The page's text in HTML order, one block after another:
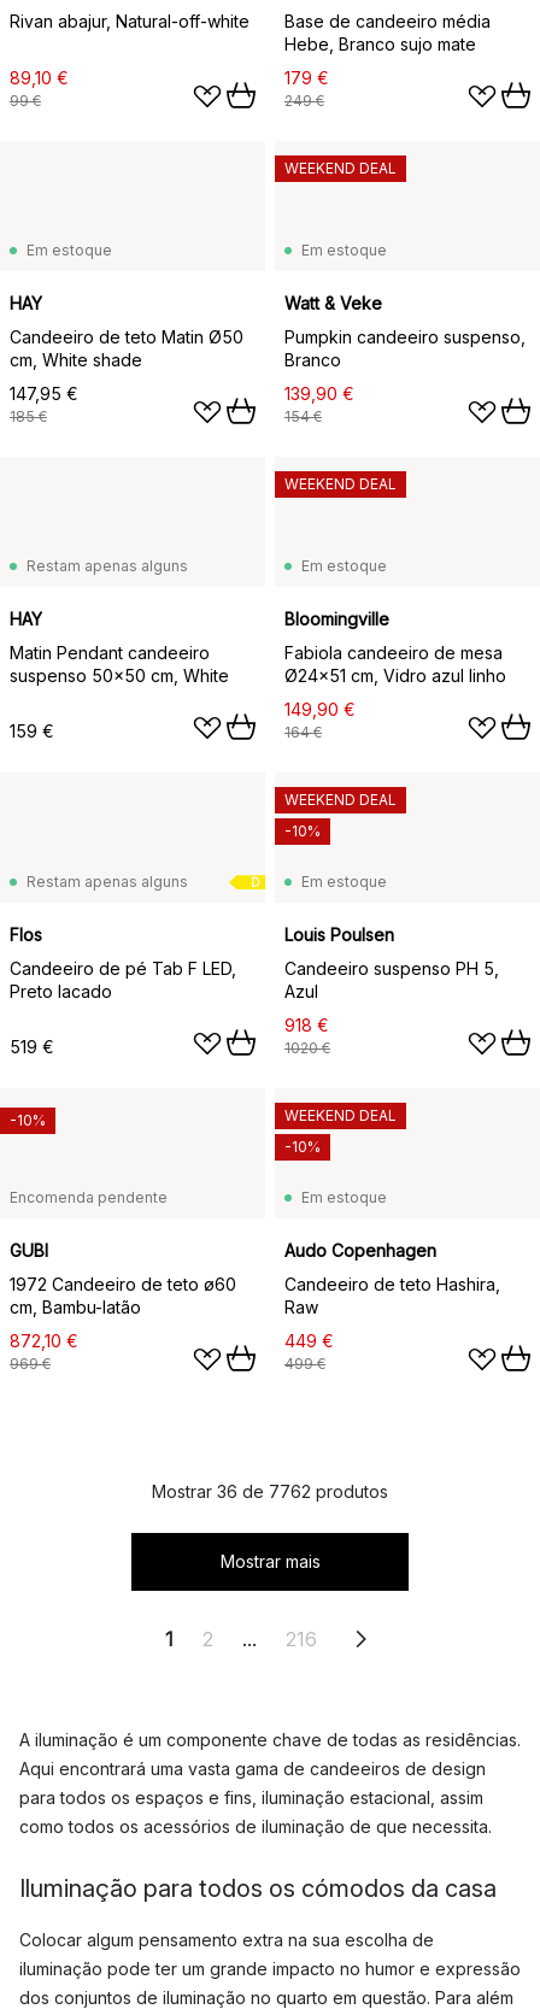
Rivan abajur, Natural-off-white
89,10 €
99 €
Base de candeeiro média
Hebe, Branco sujo mate
179 €
249 €
Em estoque
HAY
Candeeiro de teto Matin Ø50
cm, White shade
147,95 €
185 €
Em estoque
Watt & Veke
Pumpkin candeeiro suspenso,
Branco
139,90 €
154 €
WEEKEND DEAL
Restam apenas alguns
HAY
Matin Pendant candeeiro
suspenso 50x50 cm, White
159 €
Em estoque
Bloomingville
Fabiola candeeiro de mesa
Ø24x51 cm, Vidro azul linho
149,90 €
164 €
WEEKEND DEAL
D
Restam apenas alguns
Flos
Candeeiro de pé Tab F LED,
Preto lacado
519 €
Em estoque
Louis Poulsen
Candeeiro suspenso PH 5,
Azul
918 €
1020 €
WEEKEND DEAL
-10%
Encomenda pendente
GUBI
1972 Candeeiro de teto ø60
cm, Bambu-latão
872,10 €
969 €
-10%
Em estoque
Audo Copenhagen
Candeeiro de teto Hashira,
Raw
449 €
499 €
WEEKEND DEAL
-10%
Mostrar 36 de 7762 produtos
Mostrar mais
1 2 ... 216
A iluminação é um componente chave de todas as residências.
Aqui encontrará uma vasta gama de candeeiros de design
para todos os espaços e fins, iluminação estacional, assim
como todos os acessórios de iluminação de que necessita.
Iluminação para todos os cómodos da casa
Colocar algum pensamento extra na sua escolha de
iluminação pode ter um grande impacto no humor e expressão
dos conjuntos de iluminação no quarto em questão. Para além